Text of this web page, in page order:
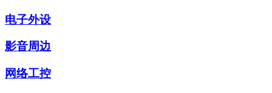
电子外设
影音周边
网络工控